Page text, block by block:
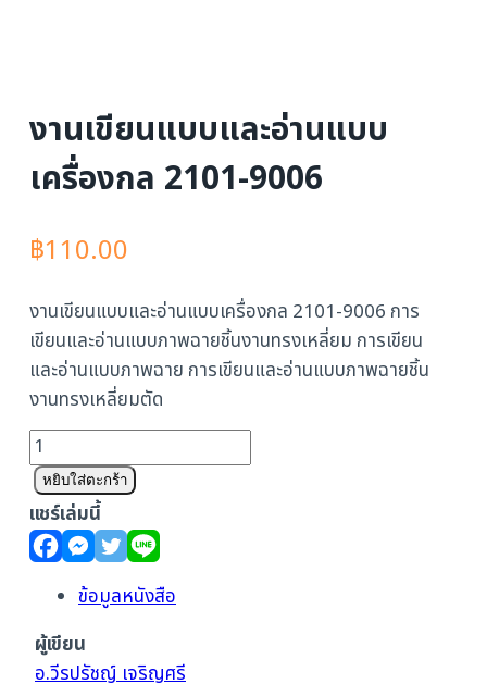
งานเขียนแบบและอ่านแบบ
เครื่องกล 2101-9006
฿110.00
งานเขียนแบบและอ่านแบบเครื่องกล 2101-9006 การ
เขียนและอ่านแบบภาพฉายชิ้นงานทรงเหลี่ยม การเขียน
และอ่านแบบภาพฉาย การเขียนและอ่านแบบภาพฉายชิ้น
งานทรงเหลี่ยมตัด
จำนวน
งาน
เขียน
แบบ
และ
อ่าน
เครื่องกล
2101-
หยิบใส่ตะกร้า
แชร์เล่มนี้
ข้อมูลหนังสือ
ผู้เขียน
อ.วีรปรัชญ์ เจริญศรี